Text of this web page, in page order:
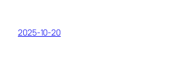
2025-10-20